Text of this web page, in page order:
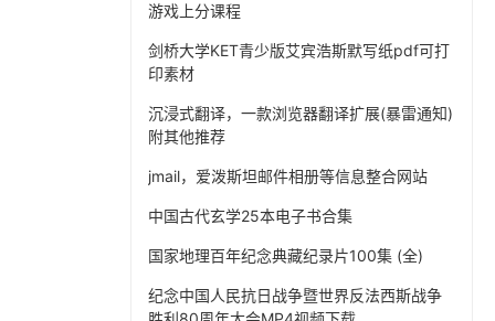
游戏上分课程
剑桥大学KET青少版艾宾浩斯默写纸pdf可打
印素材
沉浸式翻译，一款浏览器翻译扩展(暴雷通知)
附其他推荐
jmail，爱泼斯坦邮件相册等信息整合网站
中国古代玄学25本电子书合集
国家地理百年纪念典藏纪录片100集 (全)
纪念中国人民抗日战争暨世界反法西斯战争